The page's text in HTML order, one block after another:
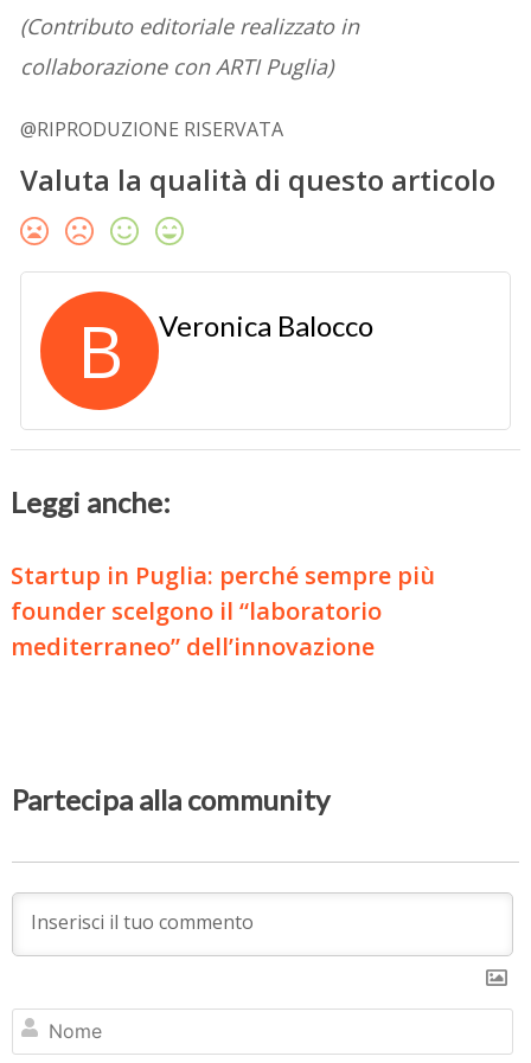
(Contributo editoriale realizzato in
collaborazione con ARTI Puglia)
@RIPRODUZIONE RISERVATA
Valuta la qualità di questo articolo
B Veronica Balocco
Leggi anche:
Startup in Puglia: perché sempre più
founder scelgono il “laboratorio
mediterraneo” dell’innovazione
Partecipa alla community